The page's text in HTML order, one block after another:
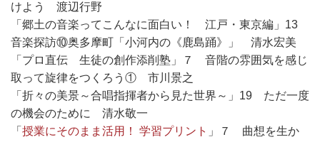
けよう 渡辺行野
「郷土の音楽ってこんなに面白い！ 江戸・東京編」13
音楽探訪⑩奥多摩町「小河内の《鹿島踊》」 清水宏美
「プロ直伝 生徒の創作添削塾」７ 音階の雰囲気を感じ
取って旋律をつくろう① 市川景之
「折々の美景～合唱指揮者から見た世界～」19 ただ一度
の機会のために 清水敬一
「 授業にそのまま活用！ 学習プリント 」７ 曲想を生か